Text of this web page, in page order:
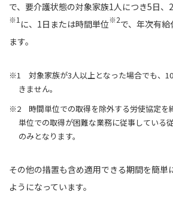
で、要介護状態の対象家族1人につき5日、
※1 に、1日または時間単位※2で、年次有
ます。
※1 対象家族が3人以上となった場合でも、
きません。
※2 時間単位での取得を除外する労使協定を
単位での取得が困難な業務に従事している
のみとなります。
その他の措置も含め適用できる期間を簡単
ようになっています。